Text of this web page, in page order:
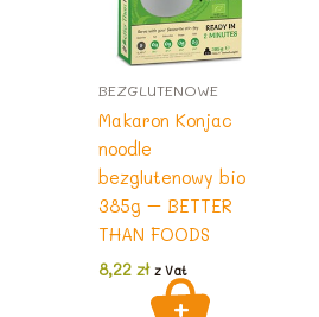
BEZGLUTENOWE
Makaron Konjac
noodle
bezglutenowy bio
385g – BETTER
THAN FOODS
8,22 zł z Vat